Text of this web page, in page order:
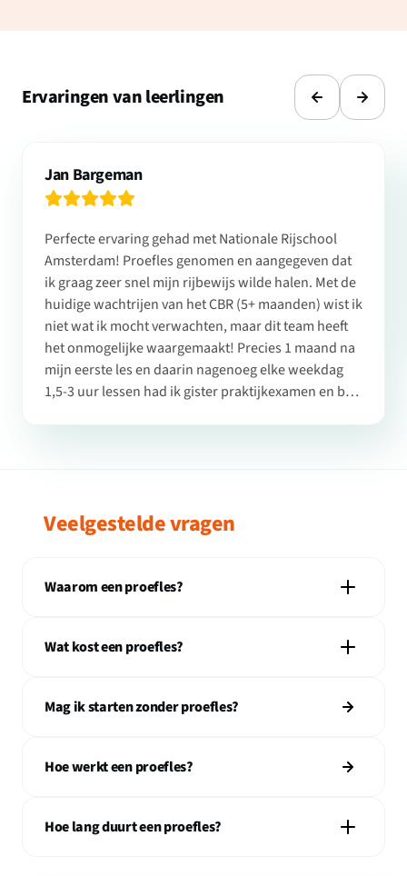
Ervaringen van leerlingen
Jan Bargeman
Perfecte ervaring gehad met Nationale Rijschool
Amsterdam! Proefles genomen en aangegeven dat
ik graag zeer snel mijn rijbewijs wilde halen. Met de
huidige wachtrijen van het CBR (5+ maanden) wist ik
niet wat ik mocht verwachten, maar dit team heeft
het onmogelijke waargemaakt! Precies 1 maand na
mijn eerste les en daarin nagenoeg elke weekdag
1,5-3 uur lessen had ik gister praktijkexamen en ben
absolute aanrader!
Veelgestelde vragen
Waarom een proefles?
Wat kost een proefles?
Mag ik starten zonder proefles?
Hoe werkt een proefles?
Hoe lang duurt een proefles?